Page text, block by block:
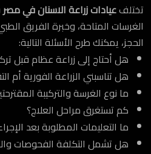
تختلفعيادات زراعة الاسنان في مصر
الغرسات المتاحة، وخبرة الفريق
الحجز، يمكنك طرح الأسئلة التالية:
هل أحتاج إلى زراعة عظام قبل
هل تناسبني الزراعة الفورية أم
ما نوع الغرسة والتركيبة
كم تستغرق مراحل العلاج؟
ما التعليمات المطلوبة بعد
هل تشمل التكلفة الفحوصات